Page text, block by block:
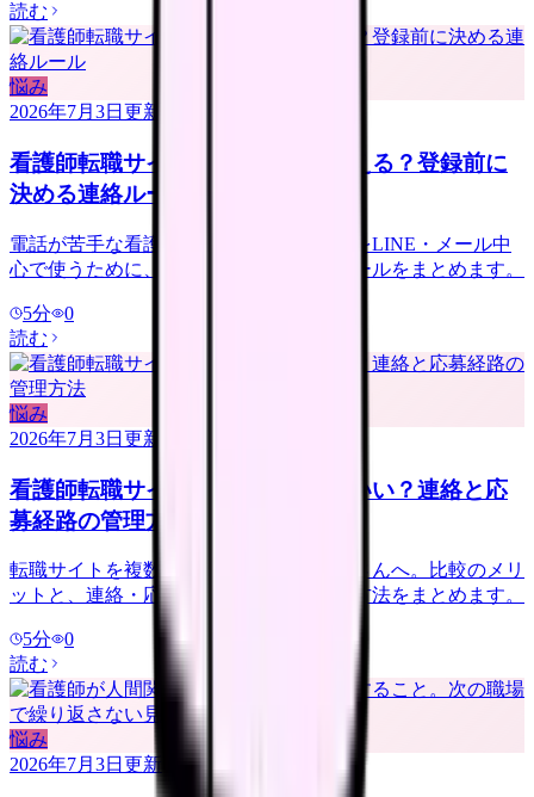
読む
悩み
2026年7月3日 更新
看護師転職サイトは電話なしで使える？登録前に
決める連絡ルール
電話が苦手な看護師さんへ。転職サイトをLINE・メール中
心で使うために、登録前に決める連絡ルールをまとめます。
5分
0
読む
悩み
2026年7月3日 更新
看護師転職サイトは複数登録していい？連絡と応
募経路の管理方法
転職サイトを複数登録するか迷う看護師さんへ。比較のメリ
ットと、連絡・応募経路で疲れない管理方法をまとめます。
5分
0
読む
悩み
2026年7月3日 更新